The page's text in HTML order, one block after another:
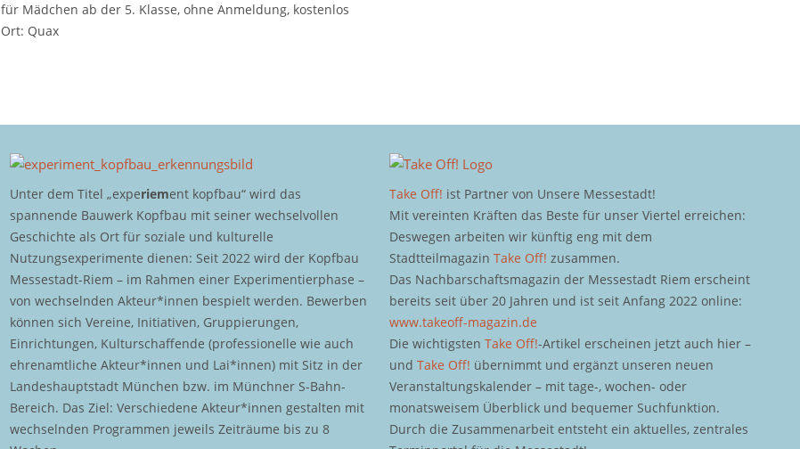
für Mädchen ab der 5. Klasse, ohne Anmeldung, kostenlos
Ort: Quax
Unter dem Titel „experiement kopfbau“ wird das
spannende Bauwerk Kopfbau mit seiner wechselvollen
Geschichte als Ort für soziale und kulturelle
Nutzungsexperimente dienen: Seit 2022 wird der Kopfbau
Messestadt-Riem – im Rahmen einer Experimentierphase –
von wechselnden Akteur*innen bespielt werden. Bewerben
können sich Vereine, Initiativen, Gruppierungen,
Einrichtungen, Kulturschaffende (professionelle wie auch
ehrenamtliche Akteur*innen und Lai*innen) mit Sitz in der
Landeshauptstadt München bzw. im Münchner S-Bahn-
Bereich. Das Ziel: Verschiedene Akteur*innen gestalten mit
wechselnden Programmen jeweils Zeiträume bis zu 8
Take Off! ist Partner von Unsere Messestadt!
Mit vereinten Kräften das Beste für unser Viertel erreichen:
Deswegen arbeiten wir künftig eng mit dem
StadtteilmagazinTake Off! zusammen.
Das Nachbarschaftsmagazin der Messestadt Riem erscheint
bereits seit über 20 Jahren und ist seit Anfang 2022 online:
www.takeoff-magazin.de
Die wichtigstenTake Off!-Artikel erscheinen jetzt auch hier –
undTake Off! übernimmt und ergänzt unseren neuen
Veranstaltungskalender – mit tage-, wochen- oder
monatsweisem Überblick und bequemer Suchfunktion.
Durch die Zusammenarbeit entsteht ein aktuelles, zentrales